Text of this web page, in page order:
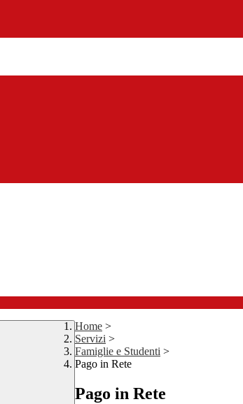
Home >
Servizi >
Famiglie e Studenti >
Pago in Rete
Pago in Rete